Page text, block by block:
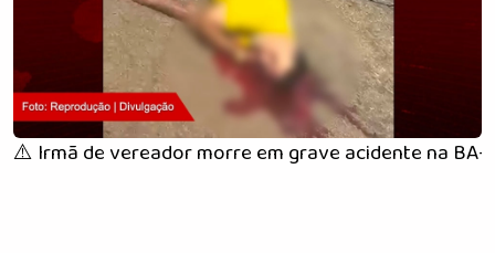
⚠️ Irmã de vereador morre em grave acidente na BA-